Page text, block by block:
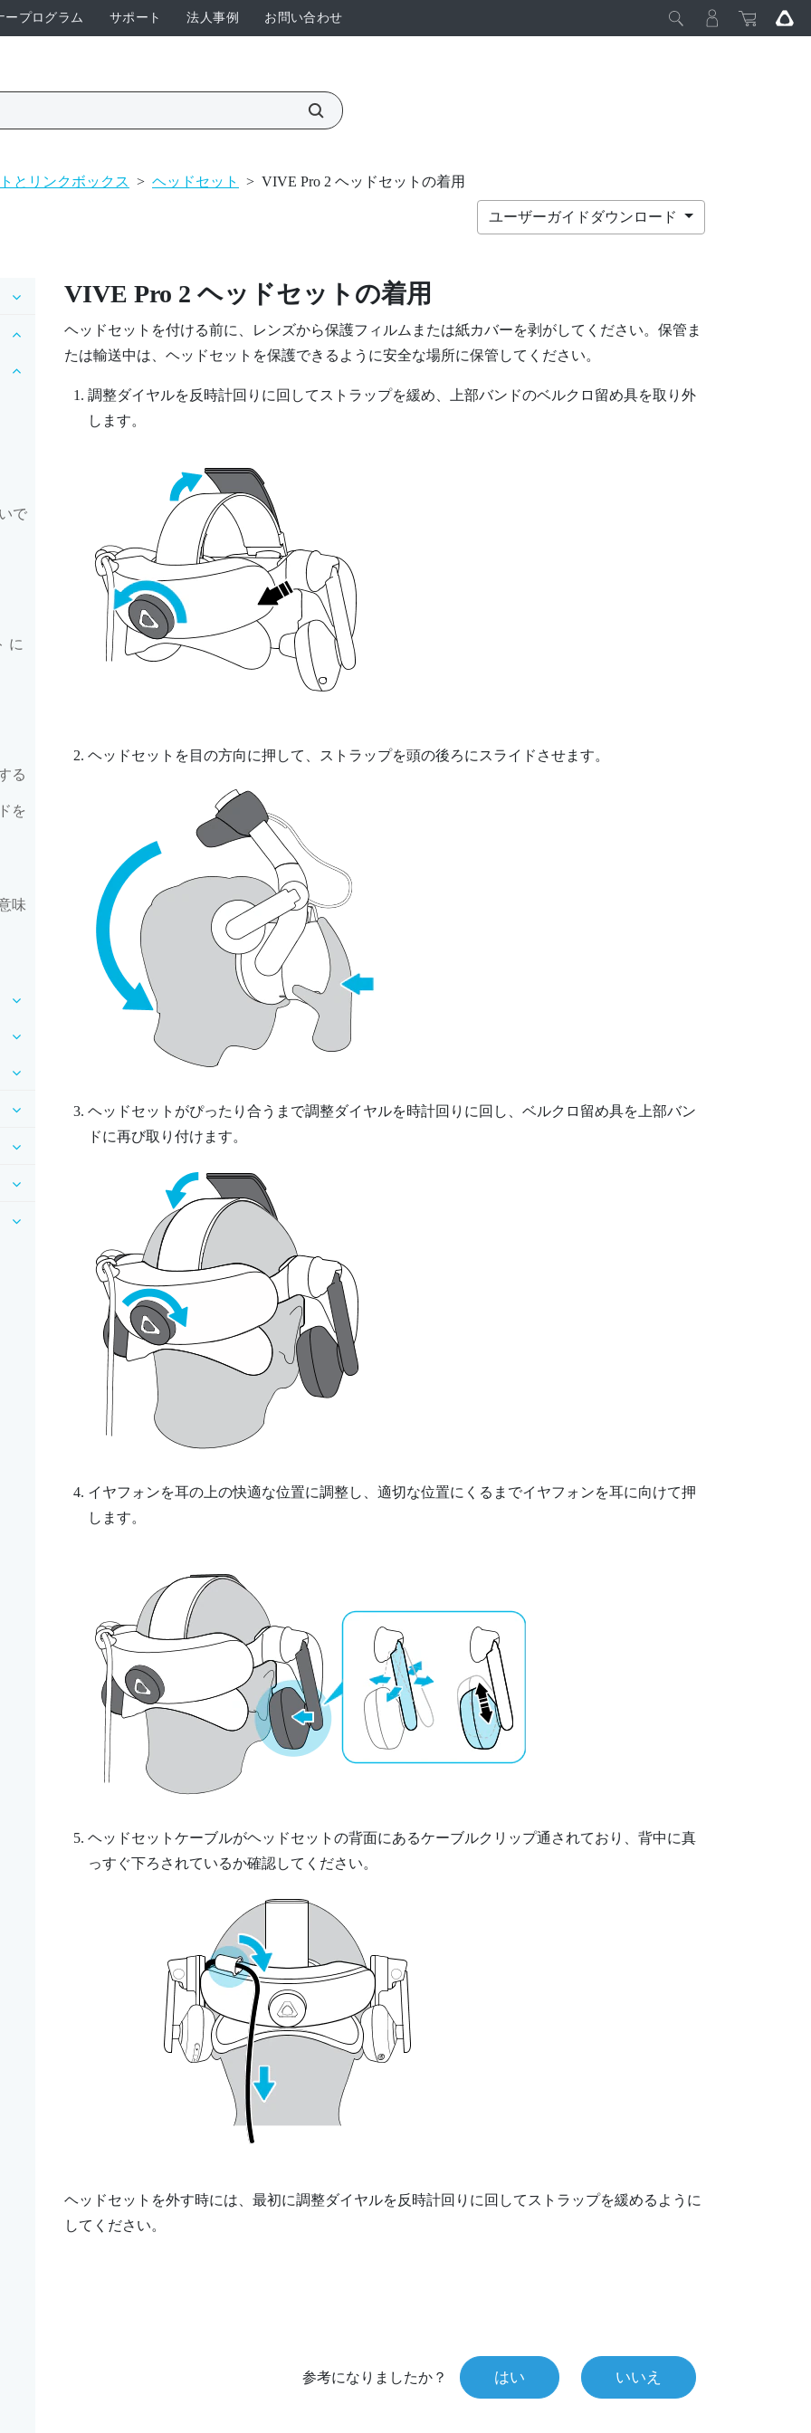
ープログラム サポート 法人事例 お問い合わせ
とリンクボックス > ヘッドセット > VIVE Pro 2 ヘッドセットの着用
ユーザーガイドダウンロード
で
に
る
を
味
VIVE Pro 2 ヘッドセット の着用
ヘッドセットを付ける前に、レンズから保護フィルムまたは紙カバーを剥がしてください。保管ま
たは輸送中は、ヘッドセットを保護できるように安全な場所に保管してください。
調整ダイヤルを反時計回りに回してストラップを緩め、上部バンドのベルクロ留め具を取り外
します。
ヘッドセットを目の方向に押して、ストラップを頭の後ろにスライドさせます。
ヘッドセットがぴったり合うまで調整ダイヤルを時計回りに回し、ベルクロ留め具を上部バン
ドに再び取り付けます。
イヤフォンを耳の上の快適な位置に調整し、適切な位置にくるまでイヤフォンを耳に向けて押
します。
ヘッドセットケーブルがヘッドセットの背面にあるケーブルクリップ通されており、背中に真
っすぐ下ろされているか確認してください。
ヘッドセットを外す時には、最初に調整ダイヤルを反時計回りに回してストラップを緩めるように
してください。
参考になりましたか？ はい いいえ